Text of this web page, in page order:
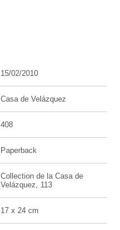
15/02/2010
Casa de Velázquez
408
Paperback
Collection de la Casa de
Velázquez, 113
17 x 24 cm